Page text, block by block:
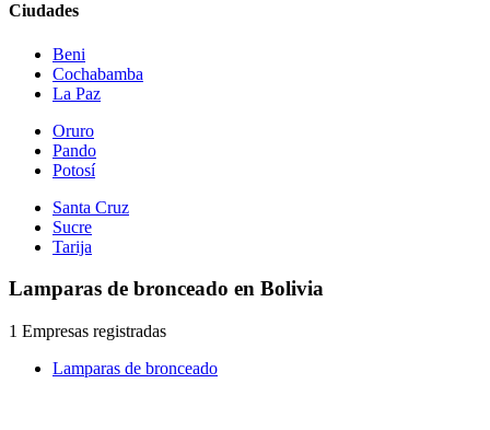
Ciudades
Beni
Cochabamba
La Paz
Oruro
Pando
Potosí
Santa Cruz
Sucre
Tarija
Lamparas de bronceado en Bolivia
1 Empresas registradas
Lamparas de bronceado